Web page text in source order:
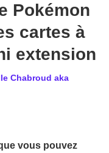
Pokémon
cartes à
extension
Chabroud aka
vous pouvez